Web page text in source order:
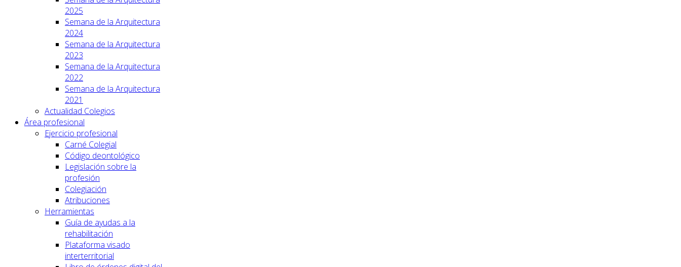
2025
Semana de la Arquitectura
2024
Semana de la Arquitectura
2023
Semana de la Arquitectura
2022
Semana de la Arquitectura
2021
Actualidad Colegios
Área profesional
Ejercicio profesional
Carné Colegial
Código deontológico
Legislación sobre la
profesión
Colegiación
Atribuciones
Herramientas
Guía de ayudas a la
rehabilitación
Plataforma visado
interterritorial